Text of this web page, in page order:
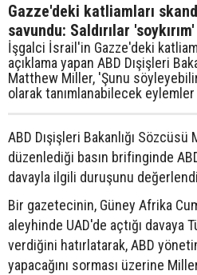
Gazze'deki katliamları
savundu: Saldırılar
İşgalci İsrail'in Gazze'deki
açıklama yapan ABD Dışişleri
Matthew Miller, 'Şunu
olarak tanımlanabilecek
ABD Dışişleri Bakanlığı
düzenlediği basın brifinginde
davayla ilgili duruşunu
Bir gazetecinin, Güney Afrika
aleyhinde UAD'de açtığı davaya
verdiğini hatırlatarak, ABD
yapacağını sorması üzerine